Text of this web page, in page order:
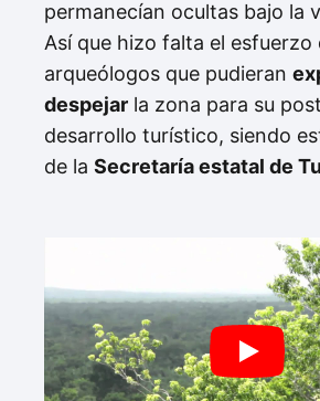
permanecían ocultas bajo la
Así que hizo falta el
arqueólogos que pudieran
despejar la zona para su
desarrollo turístico, siendo
de la Secretaría estatal de